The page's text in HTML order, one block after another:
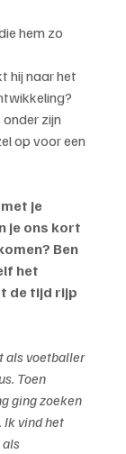
hem zo
hij naar het
zijn
op voor een
je
je ons kort
Ben
het
de tijd rijp
als voetballer
Toen
ging zoeken
Ik vind het
als